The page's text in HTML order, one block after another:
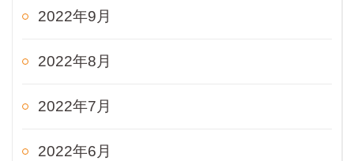
2022年9月
2022年8月
2022年7月
2022年6月